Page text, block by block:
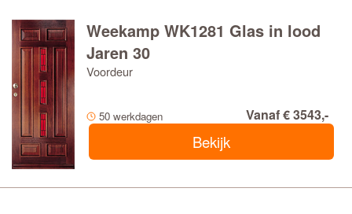
Weekamp WK1281 Glas in lood
Jaren 30
Voordeur
50 werkdagen Vanaf € 3543,-
Bekijk